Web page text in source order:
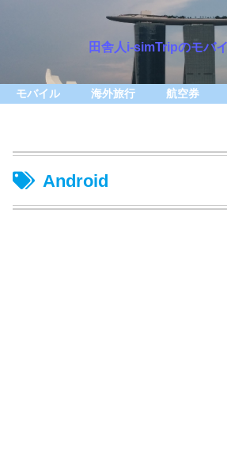
田舎人i-simTripのモバ
モバイル 海外旅行 航空券
Android